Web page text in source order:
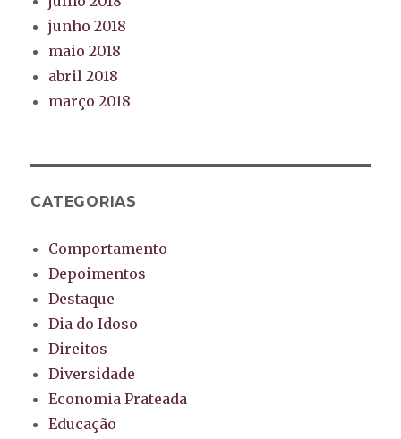
junho 2018
maio 2018
abril 2018
março 2018
CATEGORIAS
Comportamento
Depoimentos
Destaque
Dia do Idoso
Direitos
Diversidade
Economia Prateada
Educação